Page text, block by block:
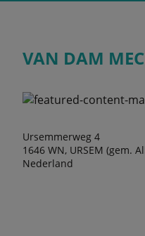
VAN DAM
Ursemmerweg 4
1646 WN, URSEM (gem.
Nederland